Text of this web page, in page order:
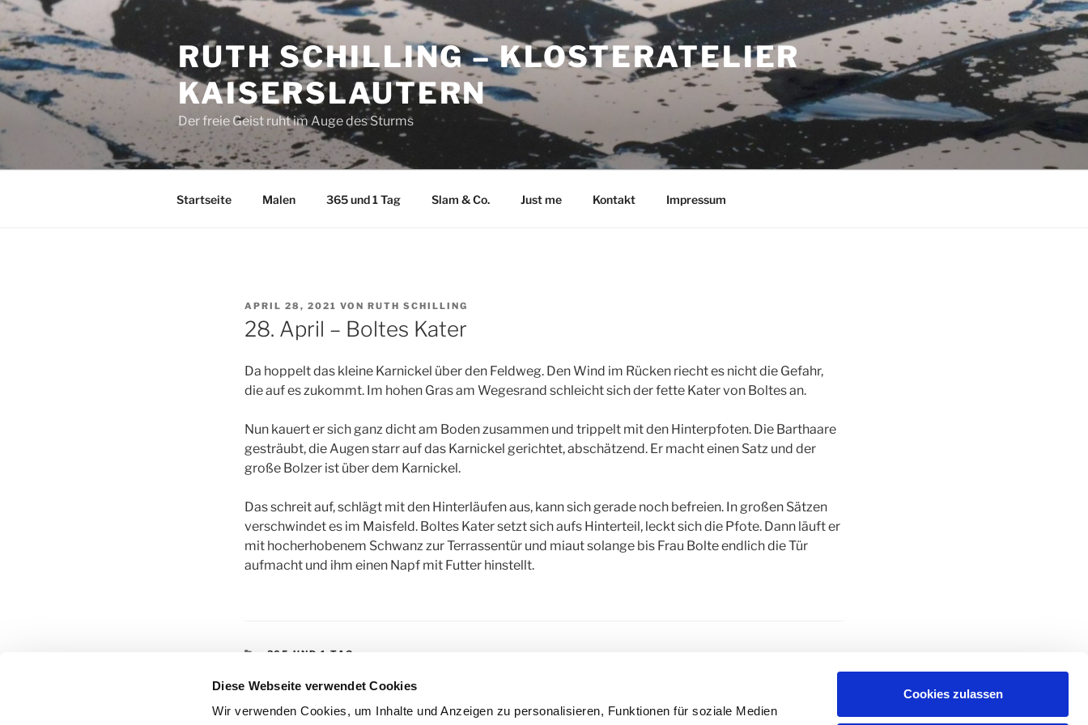
Diese Webseite verwendet Cookies
Wir verwenden Cookies, um Inhalte und Anzeigen zu personalisieren, Funktionen für soziale Medien
Cookies zulassen
Zum
Inhalt
springen
RUTH SCHILLING – KLOSTERATELIER
KAISERSLAUTERN
Der freie Geist ruht im Auge des Sturms
Startseite Malen 365 und 1 Tag Slam & Co. Just me Kontakt Impressum
VERÖFFENTLICHT
AM
APRIL 28, 2021 VON RUTH SCHILLING
28. April – Boltes Kater
Da hoppelt das kleine Karnickel über den Feldweg. Den Wind im Rücken riecht es nicht die Gefahr,
die auf es zukommt. Im hohen Gras am Wegesrand schleicht sich der fette Kater von Boltes an.
Nun kauert er sich ganz dicht am Boden zusammen und trippelt mit den Hinterpfoten. Die Barthaare
gesträubt, die Augen starr auf das Karnickel gerichtet, abschätzend. Er macht einen Satz und der
große Bolzer ist über dem Karnickel.
Das schreit auf, schlägt mit den Hinterläufen aus, kann sich gerade noch befreien. In großen Sätzen
verschwindet es im Maisfeld. Boltes Kater setzt sich aufs Hinterteil, leckt sich die Pfote. Dann läuft er
mit hocherhobenem Schwanz zur Terrassentür und miaut solange bis Frau Bolte endlich die Tür
aufmacht und ihm einen Napf mit Futter hinstellt.
KATEGORIEN
365 UND 1 TAG
SCHILLING,SHORTSTORY